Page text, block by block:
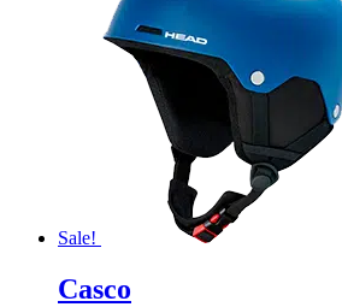
Sale!
Casco